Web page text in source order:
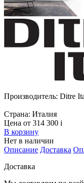
Производитель: Ditre
Страна: Италия
Цена от 314 300 i
В корзину
Нет в наличии
Описание Доставка
Доставка